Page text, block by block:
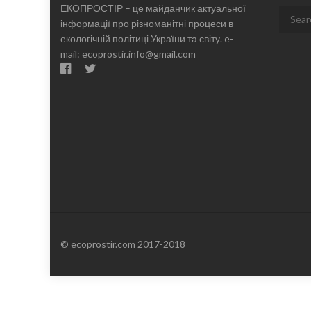
ЕКОПРОСТІР – це майданчик актуальної
інформації про різноманітні процеси в
екологічній політиці України та світу. e-
mail: ecoprostir.info@gmail.com
© ecoprostir.com 2017-2018